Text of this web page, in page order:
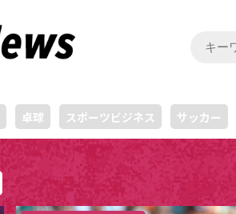
卓球 スポーツビジネス サッカー